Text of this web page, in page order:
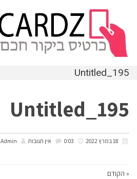
Untitled_195
Untitled_195
אין תגובות Admin
« הקודם